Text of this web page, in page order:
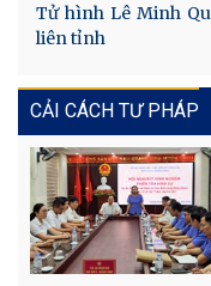
Tử hình Lê Minh
liên tỉnh
CẢI CÁCH TƯ PHÁP